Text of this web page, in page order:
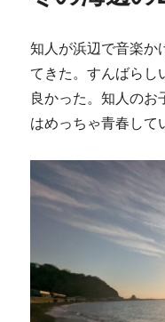
知人が浜辺で音楽か
てきた。すんばらし
良かった。知人の
はめっちゃ青春して